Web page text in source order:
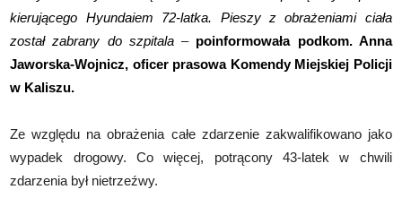
kierującego Hyundaiem 72-latka. Pieszy z obrażeniami ciała
został zabrany do szpitala – poinformowała podkom. Anna
Jaworska-Wojnicz, oficer prasowa Komendy Miejskiej Policji
w Kaliszu.
Ze względu na obrażenia całe zdarzenie zakwalifikowano jako
wypadek drogowy. Co więcej, potrącony 43-latek w chwili
zdarzenia był nietrzeźwy.